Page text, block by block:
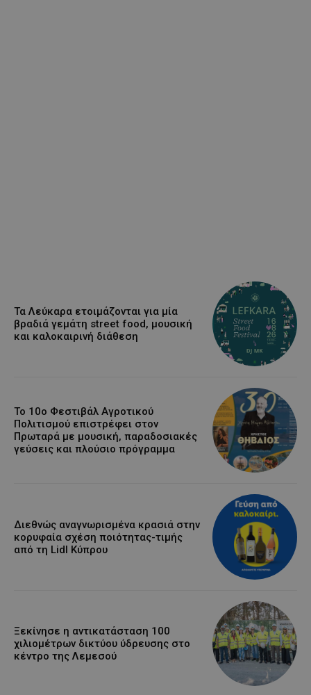
Τα Λεύκαρα ετοιμάζονται για μία
βραδιά γεμάτη street food, μουσική
και καλοκαιρινή διάθεση
Το 10ο Φεστιβάλ Αγροτικού
Πολιτισμού επιστρέφει στον
Πρωταρά με μουσική, παραδοσιακές
γεύσεις και πλούσιο πρόγραμμα
Διεθνώς αναγνωρισμένα κρασιά στην
κορυφαία σχέση ποιότητας-τιμής
από τη Lidl Κύπρου
Ξεκίνησε η αντικατάσταση 100
χιλιομέτρων δικτύου ύδρευσης στο
κέντρο της Λεμεσού